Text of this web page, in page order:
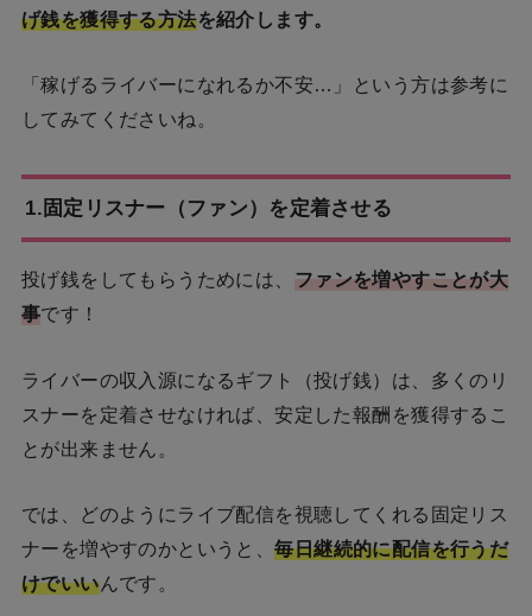
げ銭を獲得する方法を紹介します。
「稼げるライバーになれるか不安…」という方は参考に
してみてくださいね。
1.固定リスナー（ファン）を定着させる
投げ銭をしてもらうためには、 ファンを増やすことが大
事です！
ライバーの収入源になるギフト（投げ銭）は、多くのリ
スナーを定着させなければ、安定した報酬を獲得するこ
とが出来ません。
では、どのようにライブ配信を視聴してくれる固定リス
ナーを増やすのかというと、毎日継続的に配信を行うだ
けでいいんです。